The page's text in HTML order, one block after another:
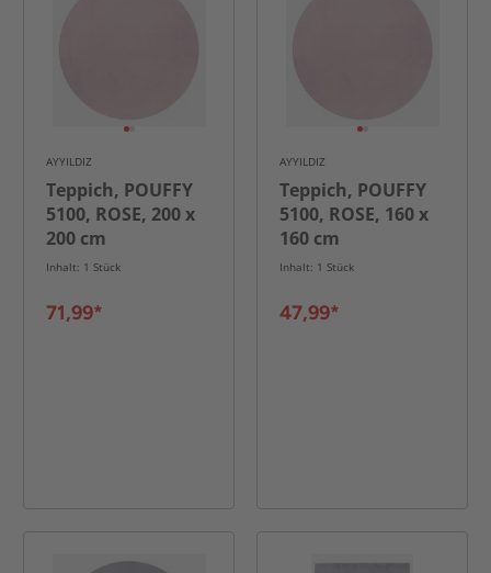
AYYILDIZ
Teppich, POUFFY
5100, ROSE, 200 x
200 cm
Inhalt: 1 Stück
71,99*
AYYILDIZ
Teppich, POUFFY
5100, ROSE, 160 x
160 cm
Inhalt: 1 Stück
47,99*